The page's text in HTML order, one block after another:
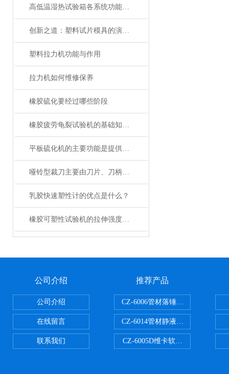
高低温湿热试验箱各系统功能详解
创新之道：塑料试片模具的演进与应用
塑料拉力机功能与作用
拉力机如何维修保养
橡胶硫化要经过哪些阶段
橡胶疲劳龟裂试验机的基础知识，一篇搞定
平板硫化机的主要功能是提供硫化所需的压力和温度
哑铃型裁刀主要由刀片、刀柄、定位装置和底座等部分组成
乳胶快速塑性计的优点是什么？
橡胶可塑性试验机的拉伸强度与什么有关？
公司介绍
公司介绍
在线留言
联系我们
推荐产品
CZ-6006管材落锤冲击试验机
CZ-6014管材静液压爆破试验机
CZ-6005D维卡软化点温度测定仪